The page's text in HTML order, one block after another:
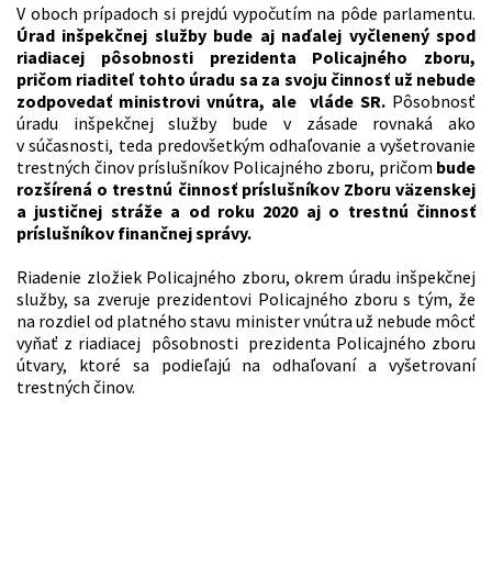
V oboch prípadoch si prejdú vypočutím na pôde parlamentu.
Úrad inšpekčnej služby bude aj naďalej vyčlenený spod
riadiacej pôsobnosti prezidenta Policajného zboru,
pričom riaditeľ tohto úradu sa za svoju činnosť už nebude
zodpovedať ministrovi vnútra, ale vláde SR. Pôsobnosť
úradu inšpekčnej služby bude v zásade rovnaká ako
v súčasnosti, teda predovšetkým odhaľovanie a vyšetrovanie
trestných činov príslušníkov Policajného zboru, pričom bude
rozšírená o trestnú činnosť príslušníkov Zboru väzenskej
a justičnej stráže a od roku 2020 aj o trestnú činnosť
príslušníkov finančnej správy.
Riadenie zložiek Policajného zboru, okrem úradu inšpekčnej
služby, sa zveruje prezidentovi Policajného zboru s tým, že
na rozdiel od platného stavu minister vnútra už nebude môcť
vyňať z riadiacej pôsobnosti prezidenta Policajného zboru
útvary, ktoré sa podieľajú na odhaľovaní a vyšetrovaní
trestných činov.